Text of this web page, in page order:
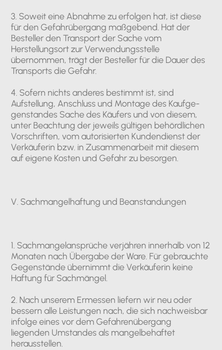
3. Soweit eine Abnahme zu erfolgen hat, ist diese
für den Gefahrübergang maßgebend. Hat der
Besteller den Transport der Sache vom
Herstellungsort zur Verwendungsstelle
übernommen, trägt der Besteller für die Dauer des
Transports die Gefahr.
4. Sofern nichts anderes bestimmt ist, sind
Aufstellung, Anschluss und Montage des Kaufge-
genstandes Sache des Käufers und von diesem,
unter Beachtung der jeweils gültigen behördlichen
Vorschriften, vom autorisierten Kundendienst der
Verkäuferin bzw. in Zusammenarbeit mit diesem
auf eigene Kosten und Gefahr zu besorgen.
V. Sachmangelhaftung und Beanstandungen
1. Sachmangelansprüche verjähren innerhalb von 12
Monaten nach Übergabe der Ware. Für gebrauchte
Gegenstände übernimmt die Verkäuferin keine
Haftung für Sachmängel.
2. Nach unserem Ermessen liefern wir neu oder
bessern alle Leistungen nach, die sich nachweisbar
infolge eines vor dem Gefahrenübergang
liegenden Umstandes als mangelbehaftet
herausstellen.